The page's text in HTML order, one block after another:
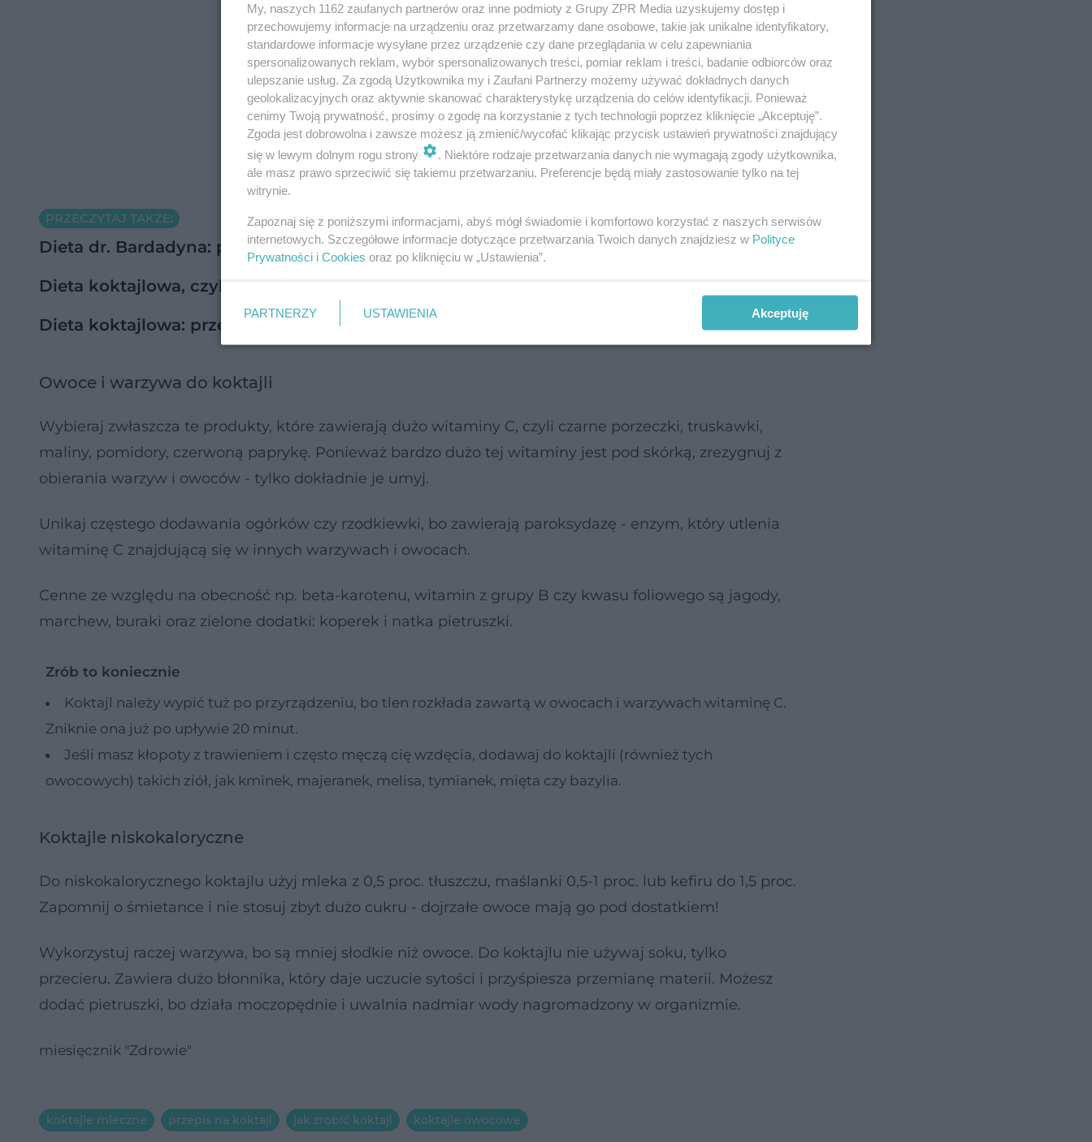
PRZECZYTAJ TAKŻE:
Dieta dr. Bardadyna: przepisy na koktajle tworzące jadłospis w diecie dr. Barda…
Dieta koktajlowa, czyli jak schudnąć, pijąc warzywne koktajle
Dieta koktajlowa: przepisy na koktajle dla zdrowia i urody
Owoce i warzywa do koktajli
Wybieraj zwłaszcza te produkty, które zawierają dużo witaminy C, czyli czarne porzeczki, truskawki,
maliny, pomidory, czerwoną paprykę. Ponieważ bardzo dużo tej witaminy jest pod skórką, zrezygnuj z
obierania warzyw i owoców - tylko dokładnie je umyj.
Unikaj częstego dodawania ogórków czy rzodkiewki, bo zawierają paroksydazę - enzym, który utlenia
witaminę C znajdującą się w innych warzywach i owocach.
Cenne ze względu na obecność np. beta-karotenu, witamin z grupy B czy kwasu foliowego są jagody,
marchew, buraki oraz zielone dodatki: koperek i natka pietruszki.
Zrób to koniecznie
Koktajl należy wypić tuż po przyrządzeniu, bo tlen rozkłada zawartą w owocach i warzywach witaminę C.
Zniknie ona już po upływie 20 minut.
Jeśli masz kłopoty z trawieniem i często męczą cię wzdęcia, dodawaj do koktajli (również tych
owocowych) takich ziół, jak kminek, majeranek, melisa, tymianek, mięta czy bazylia.
Koktajle niskokaloryczne
Do niskokalorycznego koktajlu użyj mleka z 0,5 proc. tłuszczu, maślanki 0,5-1 proc. lub kefiru do 1,5 proc.
Zapomnij o śmietance i nie stosuj zbyt dużo cukru - dojrzałe owoce mają go pod dostatkiem!
Wykorzystuj raczej warzywa, bo są mniej słodkie niż owoce. Do koktajlu nie używaj soku, tylko
przecieru. Zawiera dużo błonnika, który daje uczucie sytości i przyśpiesza przemianę materii. Możesz
dodać pietruszki, bo działa moczopędnie i uwalnia nadmiar wody nagromadzony w organizmie.
miesięcznik "Zdrowie"
koktajle mleczne przepis na koktajl jak zrobić koktajl koktajle owocowe
My, naszych 1162 zaufanych partnerów oraz inne podmioty z Grupy ZPR Media uzyskujemy dostęp i
przechowujemy informacje na urządzeniu oraz przetwarzamy dane osobowe, takie jak unikalne identyfikatory,
standardowe informacje wysyłane przez urządzenie czy dane przeglądania w celu zapewniania
spersonalizowanych reklam, wybór spersonalizowanych treści, pomiar reklam i treści, badanie odbiorców oraz
ulepszanie usług. Za zgodą Użytkownika my i Zaufani Partnerzy możemy używać dokładnych danych
geolokalizacyjnych oraz aktywnie skanować charakterystykę urządzenia do celów identyfikacji. Ponieważ
cenimy Twoją prywatność, prosimy o zgodę na korzystanie z tych technologii poprzez kliknięcie „Akceptuję”.
Zgoda jest dobrowolna i zawsze możesz ją zmienić/wycofać klikając przycisk ustawień prywatności znajdujący
się w lewym dolnym rogu strony
. Niektóre rodzaje przetwarzania danych nie wymagają zgody użytkownika,
ale masz prawo sprzeciwić się takiemu przetwarzaniu. Preferencje będą miały zastosowanie tylko na tej
witrynie.
Zapoznaj się z poniższymi informacjami, abyś mógł świadomie i komfortowo korzystać z naszych serwisów
internetowych. Szczegółowe informacje dotyczące przetwarzania Twoich danych znajdziesz w Polityce
Prywatności i Cookies oraz po kliknięciu w „Ustawienia”.
PARTNERZY USTAWIENIA Akceptuję